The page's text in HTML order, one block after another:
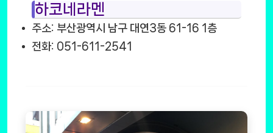
하코네라멘
주소: 부산광역시 남구 대연3동 61-16 1층
전화: 051-611-2541